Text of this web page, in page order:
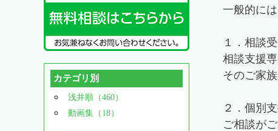
一般的に
１．相談
相談支援
そのご家
２．個別
ご相談が
カテゴリ別
浅井順（460）
動画集（18）